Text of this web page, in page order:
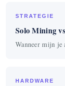
STRATEGIE
Solo Mining
Wanneer mijn je
HARDWARE